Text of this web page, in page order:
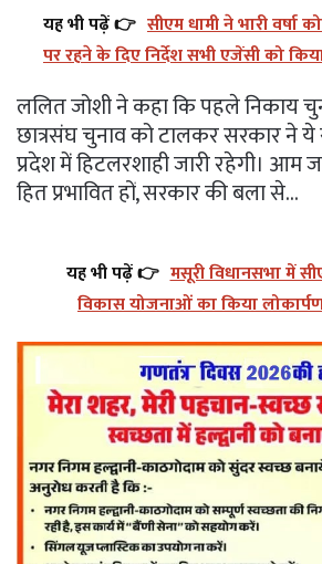
यह भी पढ़ें 👉 सीएम धामी ने भारी वर्षा
पर रहने के दिए निर्देश सभी एजेंसी को
ललित जोशी ने कहा कि पहले निकाय
छात्रसंघ चुनाव को टालकर सरकार ने
प्रदेश में हिटलरशाही जारी रहेगी।
हित प्रभावित हों, सरकार की बला से…
यह भी पढ़ें 👉 मसूरी विधानसभा में
विकास योजनाओं का किया